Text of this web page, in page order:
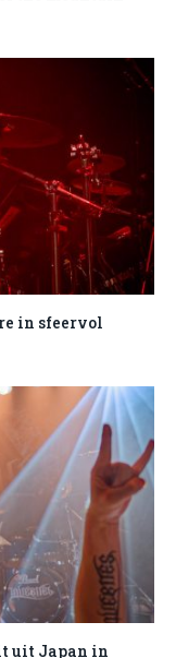
in sfeervol
uit Japan in